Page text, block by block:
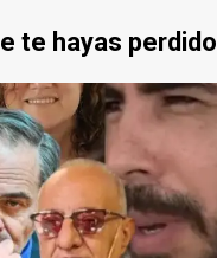
te hayas perdido